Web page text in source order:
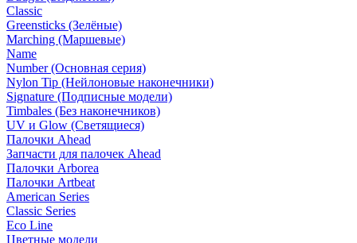
Classic
Greensticks (Зелёные)
Marching (Маршевые)
Name
Number (Основная серия)
Nylon Tip (Нейлоновые наконечники)
Signature (Подписные модели)
Timbales (Без наконечников)
UV и Glow (Светящиеся)
Палочки Ahead
Запчасти для палочек Ahead
Палочки Arborea
Палочки Artbeat
American Series
Classic Series
Eco Line
Цветные модели